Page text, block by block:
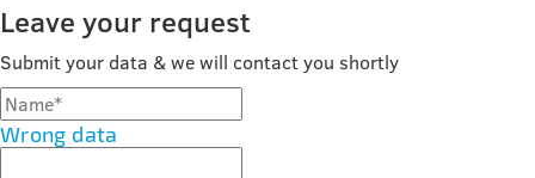
Leave your request
Submit your data & we will contact you shortly
Wrong data